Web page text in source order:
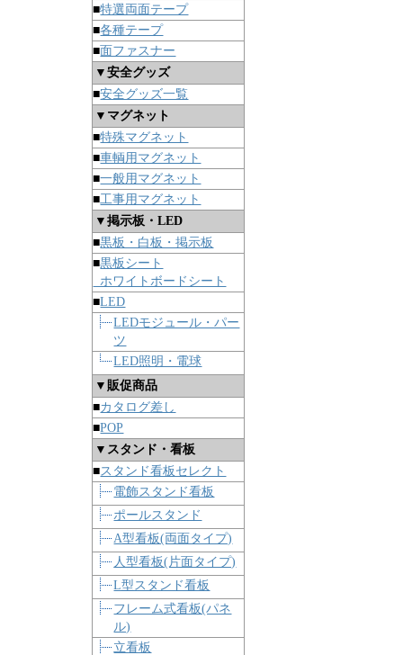
■特選両面テープ
■各種テープ
■面ファスナー
▼安全グッズ
■安全グッズ一覧
▼マグネット
■特殊マグネット
■車輌用マグネット
■一般用マグネット
■工事用マグネット
▼掲示板・LED
■黒板・白板・掲示板
■黒板シート
ホワイトボードシート
■LED
LEDモジュール・パー
ツ
LED照明・電球
▼販促商品
■カタログ差し
■POP
▼スタンド・看板
■スタンド看板セレクト
電飾スタンド看板
ポールスタンド
A型看板(両面タイプ)
人型看板(片面タイプ)
L型スタンド看板
フレーム式看板(パネ
ル)
立看板